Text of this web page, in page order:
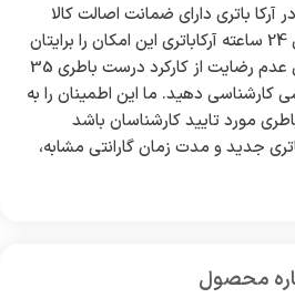
باتری دارای ضمانت اصالت کالا
هستند. گارانتی و پشتیبانی 24 ساعته آرکاباتری این امکان را برایتان
فراهم می‌کند که در صورتی عدم رضایت از کارکرد درست باطری 35
کارشناسی دهید. ما این اطمینان را به
مورد تایید کارشناسان باشد
جدید و مدت زمان گارانتی مشابه،
محصول